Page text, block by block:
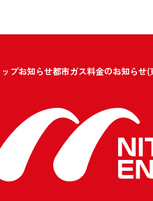
ップお知らせ都市ガス料金のお知らせ